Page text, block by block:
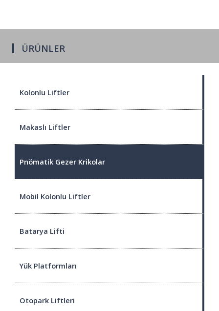
ÜRÜNLER
Kolonlu Liftler
Makaslı Liftler
Pnömatik Gezer Krikolar
Mobil Kolonlu Liftler
Batarya Lifti
Yük Platformları
Otopark Liftleri